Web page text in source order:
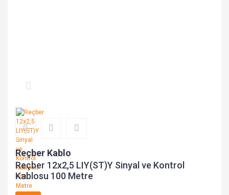
Reçber Kablo
Reçber 12x2,5 LIY(ST)Y Sinyal ve Kontrol
Kablosu 100 Metre